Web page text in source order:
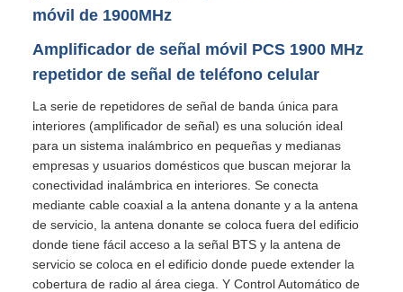
móvil de 1900MHz
Amplificador de señal móvil PCS 1900 MHz
repetidor de señal de teléfono celular
La serie de repetidores de señal de banda única para
interiores (amplificador de señal) es una solución ideal
para un sistema inalámbrico en pequeñas y medianas
empresas y usuarios domésticos que buscan mejorar la
conectividad inalámbrica en interiores. Se conecta
mediante cable coaxial a la antena donante y a la antena
de servicio, la antena donante se coloca fuera del edificio
donde tiene fácil acceso a la señal BTS y la antena de
servicio se coloca en el edificio donde puede extender la
cobertura de radio al área ciega. Y Control Automático de